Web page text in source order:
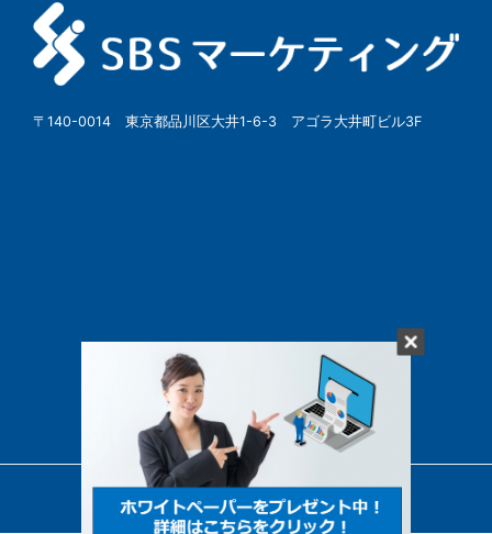
〒140-0014 東京都品川区大井1-6-3 アゴラ大井町ビル3F
© SBSMarketing Co., Ltd.